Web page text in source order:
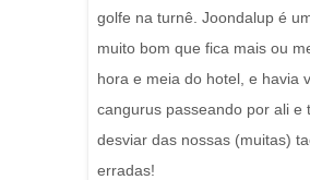
golfe na turnê. Joondalup é
muito bom que fica mais ou
hora e meia do hotel, e havia
cangurus passeando por ali e
desviar das nossas (muitas)
erradas!